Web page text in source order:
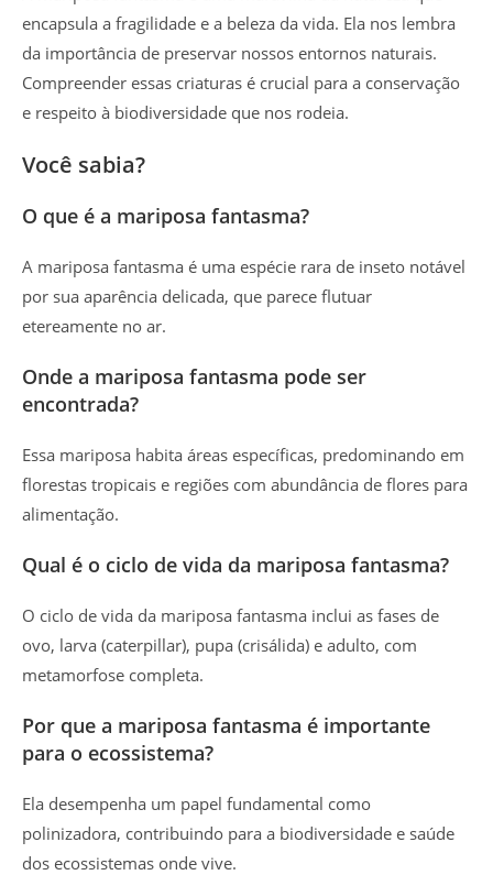
encapsula a fragilidade e a beleza da vida. Ela nos lembra
da importância de preservar nossos entornos naturais.
Compreender essas criaturas é crucial para a conservação
e respeito à biodiversidade que nos rodeia.
Você sabia?
O que é a mariposa fantasma?
A mariposa fantasma é uma espécie rara de inseto notável
por sua aparência delicada, que parece flutuar
etereamente no ar.
Onde a mariposa fantasma pode ser
encontrada?
Essa mariposa habita áreas específicas, predominando em
florestas tropicais e regiões com abundância de flores para
alimentação.
Qual é o ciclo de vida da mariposa fantasma?
O ciclo de vida da mariposa fantasma inclui as fases de
ovo, larva (caterpillar), pupa (crisálida) e adulto, com
metamorfose completa.
Por que a mariposa fantasma é importante
para o ecossistema?
Ela desempenha um papel fundamental como
polinizadora, contribuindo para a biodiversidade e saúde
dos ecossistemas onde vive.